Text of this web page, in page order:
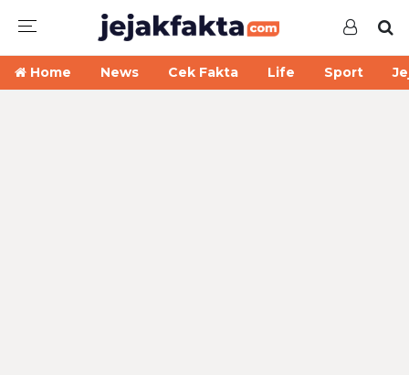
Home News Cek Fakta Life Sport